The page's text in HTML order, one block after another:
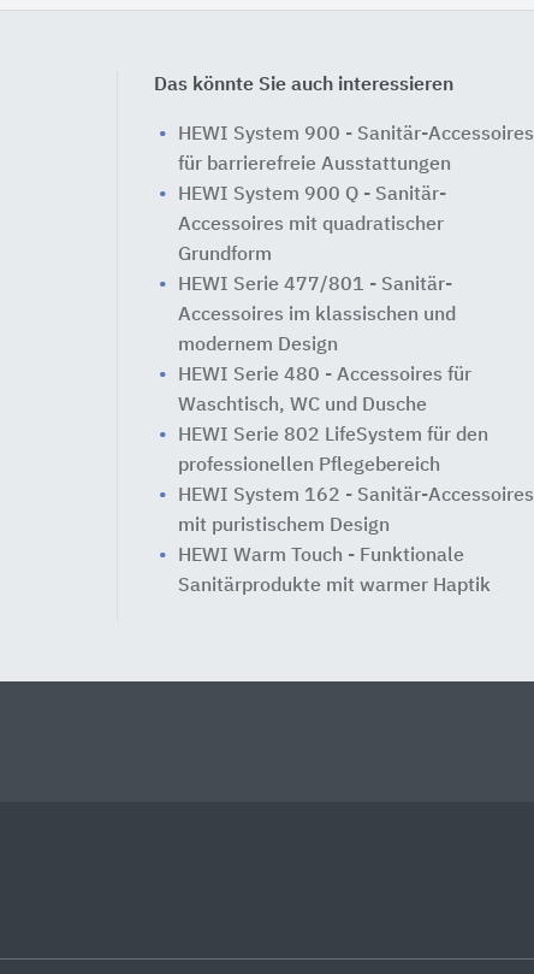
Das könnte Sie auch interessieren
HEWI System 900 - Sanitär-Accessoires
für barrierefreie Ausstattungen
HEWI System 900 Q - Sanitär-
Accessoires mit quadratischer
Grundform
HEWI Serie 477/801 - Sanitär-
Accessoires im klassischen und
modernem Design
HEWI Serie 480 - Accessoires für
Waschtisch, WC und Dusche
HEWI Serie 802 LifeSystem für den ​
professionellen Pflegebereich
HEWI System 162 - Sanitär-Accessoires
mit puristischem Design
HEWI Warm Touch - Funktionale
Sanitärprodukte mit warmer Haptik